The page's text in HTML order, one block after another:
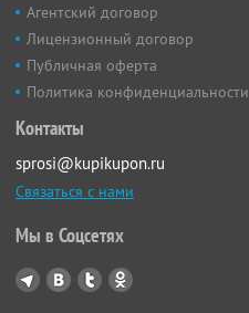
Агентский договор
Лицензионный договор
Публичная оферта
Политика конфиденциальности
Контакты
sprosi@kupikupon.ru
Связаться с нами
Мы в Соцсетях